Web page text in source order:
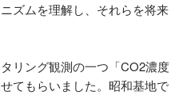
ズムを理解し、それらを将来
リング観測の一つ「CO2濃度
てもらいました。昭和基地で